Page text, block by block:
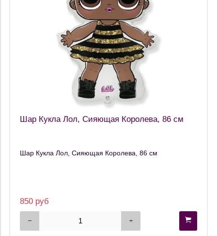
Шар Кукла Лол, Сияющая Королева, 86 см
Шар Кукла Лол, Сияющая Королева, 86 см
850 руб